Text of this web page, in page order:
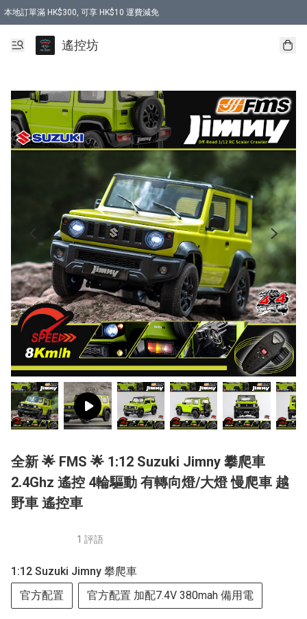
本地訂單滿 HK$300, 可享 HK$10 運費減免
購買 7.6V 6500mah 70C 電池 送 7.6V USB充電器
遙控坊
全新 🌟 FMS 🌟 1:12 Suzuki Jimny 攀爬車
2.4Ghz 遙控 4輪驅動 有轉向燈/大燈 慢爬車 越
野車 遙控車
1 評語
1:12 Suzuki Jimny 攀爬車
官方配置
官方配置 加配7.4V 380mah 備用電